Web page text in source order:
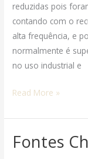
reduzidas pois
contando com o
alta frequência, e
normalmente é
no uso industrial e
Read More »
Fontes
Fontes